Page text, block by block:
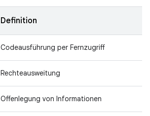
Definition
Codeausführung per Fernzugriff
Rechteausweitung
Offenlegung von Informationen